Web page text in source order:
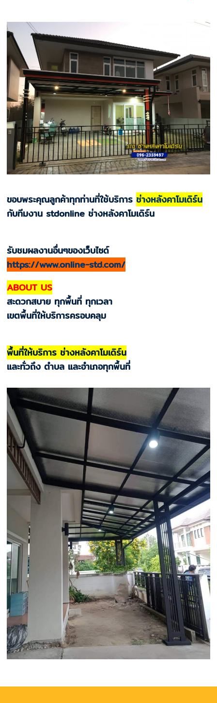
ขอบพระคุณลูกค้าทุกท่านที่ใช้บริการ ช่างหลังคาโมเดิร์น
กับทีมงาน stdonline ช่างหลังคาโมเดิร์น
รับชมผลงานอื่นๆของเว็บไซด์
https://www.online-std.com/
ABOUT US
สะดวกสบาย ทุกพื้นที่ ทุกเวลา
เขตพื้นที่ให้บริการครอบคลุม
พื้นที่ให้บริการ ช่างหลังคาโมเดิร์น
และทั่วถึง ตำบล และอำเภอทุกพื้นที่